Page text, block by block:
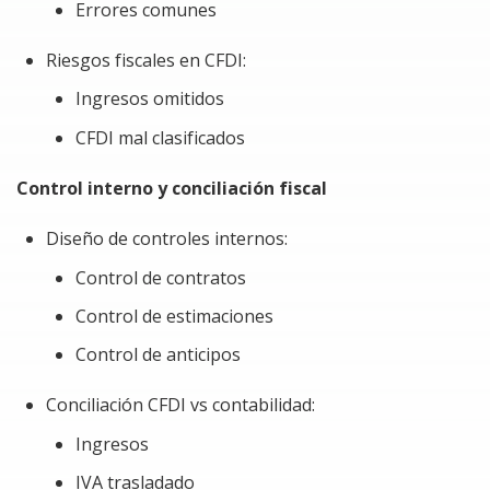
Implementar controles internos efectivos para
Evitar riesgos fiscales derivados de ingresos
fiscal de anticipos y estimaciones
Conciliar correctamente ingresos e IVA contra
visores y herramientas del SAT
Controlar CFDI cancelados, vigentes y sustituidos
Mejorar la integración documental y fiscal de cada
Errores comunes
Riesgos fiscales en CFDI:
Ingresos omitidos
CFDI mal clasificados
Control interno y conciliación fiscal
Diseño de controles internos:
Control de contratos
Control de estimaciones
Control de anticipos
Conciliación CFDI vs contabilidad:
Ingresos
IVA trasladado